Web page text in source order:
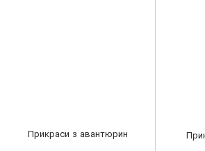
Прикраси з авантюрин